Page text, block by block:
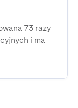
73 razy
i ma